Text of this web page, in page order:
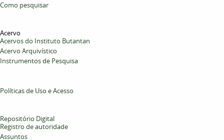
Como pesquisar
Acervo
Acervos do Instituto Butantan
Acervo Arquivístico
Instrumentos de Pesquisa
Políticas de Uso e Acesso
Repositório Digital
Registro de autoridade
Assuntos